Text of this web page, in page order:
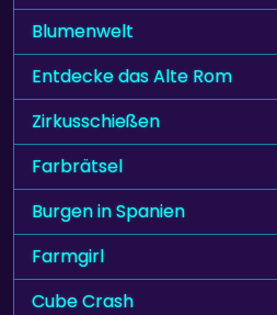
Blumenwelt
Entdecke das Alte Rom
Zirkusschießen
Farbrätsel
Burgen in Spanien
Farmgirl
Cube Crash